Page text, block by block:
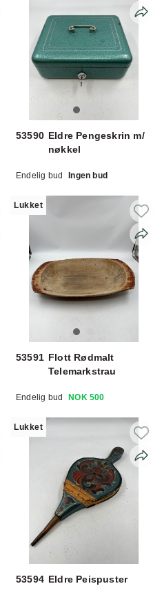
53590 Eldre Pengeskrin m/
nøkkel
Endelig bud Ingen bud
Lukket
53591 Flott Rødmalt
Telemarkstrau
Endelig bud NOK 500
Lukket
53594 Eldre Peispuster